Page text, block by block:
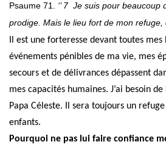
Psaume 71. ‘’ 7 Je suis pour beaucoup
prodige. Mais le lieu fort de mon refuge,
Il est une forteresse devant toutes
événements pénibles de ma vie, mes
secours et de délivrances dépassent
mes capacités humaines. J’ai besoin
Papa Céleste. Il sera toujours un
enfants.
Pourquoi ne pas lui faire confiance